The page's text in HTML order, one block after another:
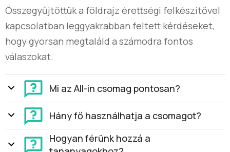
Összegyűjtöttük a földrajz érettségi felkészítővel
kapcsolatban leggyakrabban feltett kérdéseket,
hogy gyorsan megtaláld a számodra fontos
válaszokat.
Mi az All-in csomag pontosan?
Hány fő használhatja a csomagot?
Hogyan férünk hozzá a